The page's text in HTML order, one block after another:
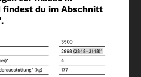
du im Abschnitt